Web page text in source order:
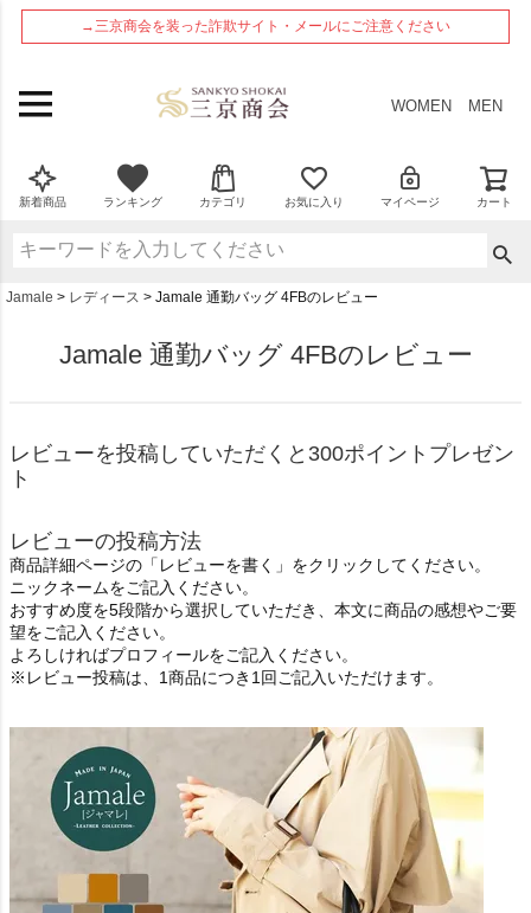
→三京商会を装った詐欺サイト・メールにご注意ください
WOMEN MEN
新着商品 ランキング カテゴリ お気に入り マイページ カート
Jamale レディース Jamale 通勤バッグ 4FBのレビュー
Jamale 通勤バッグ 4FBのレビュー
レビューを投稿していただくと300ポイントプレゼン
ト
レビューの投稿方法
商品詳細ページの「レビューを書く」をクリックしてください。
ニックネームをご記入ください。
おすすめ度を5段階から選択していただき、本文に商品の感想やご要
望をご記入ください。
よろしければプロフィールをご記入ください。
※レビュー投稿は、1商品につき1回ご記入いただけます。
ペー